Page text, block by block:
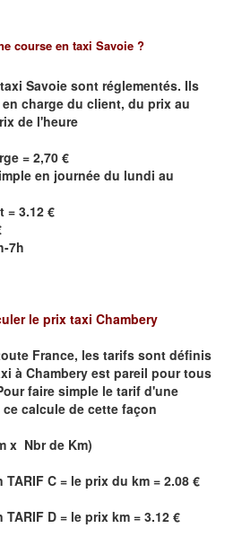
course en taxi Savoie ?
Savoie sont réglementés. Ils
charge du client, du prix au
de l'heure
= 2,70 €
en journée du lundi au
= 3.12 €
7h
le prix taxi Chambery
France, les tarifs sont définis
à Chambery est pareil pour tous
faire simple le tarif d'une
ce calcule de cette façon
x Nbr de Km)
C = le prix du km = 2.08 €
D = le prix km = 3.12 €